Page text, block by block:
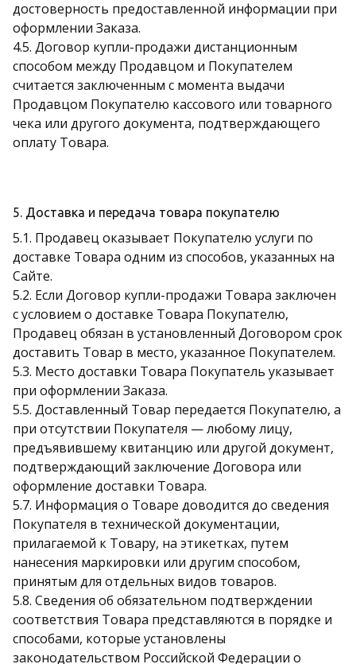
достоверность предоставленной информации при
оформлении Заказа.
4.5. Договор купли-продажи дистанционным
способом между Продавцом и Покупателем
считается заключенным с момента выдачи
Продавцом Покупателю кассового или товарного
чека или другого документа, подтверждающего
оплату Товара.
5. Доставка и передача товара покупателю
5.1. Продавец оказывает Покупателю услуги по
доставке Товара одним из способов, указанных на
Сайте.
5.2. Если Договор купли-продажи Товара заключен
с условием о доставке Товара Покупателю,
Продавец обязан в установленный Договором срок
доставить Товар в место, указанное Покупателем.
5.3. Место доставки Товара Покупатель указывает
при оформлении Заказа.
5.5. Доставленный Товар передается Покупателю, а
при отсутствии Покупателя — любому лицу,
предъявившему квитанцию или другой документ,
подтверждающий заключение Договора или
оформление доставки Товара.
5.7. Информация о Товаре доводится до сведения
Покупателя в технической документации,
прилагаемой к Товару, на этикетках, путем
нанесения маркировки или другим способом,
принятым для отдельных видов товаров.
5.8. Сведения об обязательном подтверждении
соответствия Товара представляются в порядке и
способами, которые установлены
законодательством Российской Федерации о